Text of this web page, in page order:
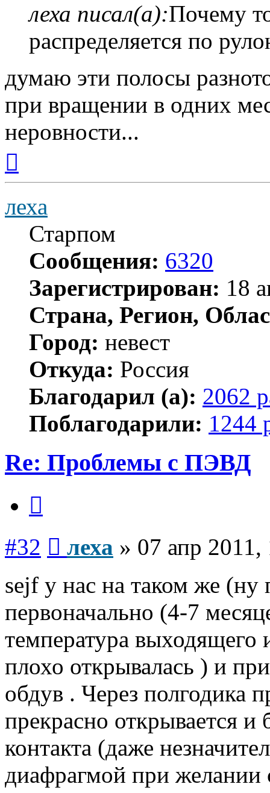
леха писал(а):Почему
распределяется по
думаю эти полосы
при вращении в одних
неровности...
началу
леха
Старпом
Сообщения: 6320
Зарегистрирован: 18
Страна, Регион,
Город: невест
Откуда: Россия
Благодарил (а): 2062
Поблагодарили: 1244
Re: Проблемы с ПЭВД
#32 леха » 07 апр 2011,
sejf у нас на таком же (ну
первоначально (4-7
температура выходящего
плохо открывалась ) и
обдув . Через полгодика
прекрасно открывается и
контакта (даже
диафрагмой при